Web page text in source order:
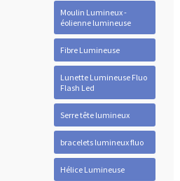
Moulin Lumineux -
éolienne lumineuse
Fibre Lumineuse
Lunette Lumineuse Fluo
Flash Led
Serre tête lumineux
bracelets lumineux fluo
Hélice Lumineuse